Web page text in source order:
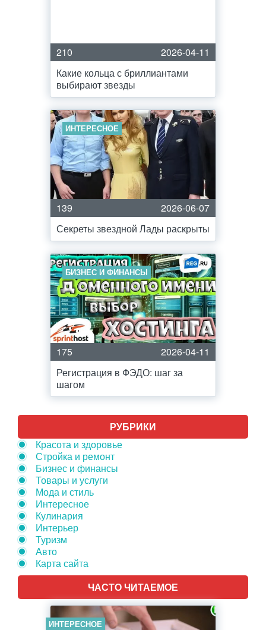
210
2026-04-11
Какие кольца с бриллиантами
выбирают звезды
ИНТЕРЕСНОЕ
139
2026-06-07
Секреты звездной Лады раскрыты
БИЗНЕС И ФИНАНСЫ
175
2026-04-11
Регистрация в ФЭДО: шаг за
шагом
РУБРИКИ
Красота и здоровье
Стройка и ремонт
Бизнес и финансы
Товары и услуги
Мода и стиль
Интересное
Кулинария
Интерьер
Туризм
Авто
Карта сайта
ЧАСТО ЧИТАЕМОЕ
ИНТЕРЕСНОЕ